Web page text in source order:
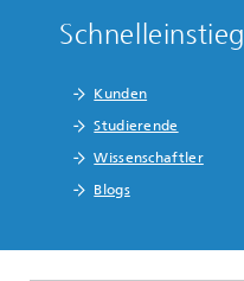
Schnelleinstieg
Kunden
Studierende
Wissenschaftler
Blogs